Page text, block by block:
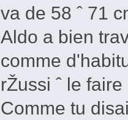
va de 58 ˆ 71
Aldo a bien
comme
rŽussi ˆ le
Comme tu